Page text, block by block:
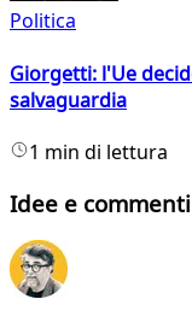
Politica
Giorgetti: l'Ue
salvaguardia
1 min di lettura
Idee e commenti